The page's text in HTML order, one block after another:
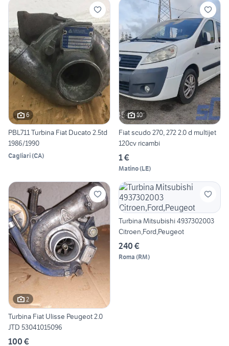
6
PBL711 Turbina Fiat Ducato 2.5td
1986/1990
Cagliari(CA)
10
Fiat scudo 270, 272 2.0 d multijet
120cv ricambi
1 €
Matino(LE)
2
Turbina Fiat Ulisse Peugeot 2.0
JTD 53041015096
100 €
Turbina Mitsubishi 4937302003
Citroen,Ford,Peugeot
240 €
Roma (RM)